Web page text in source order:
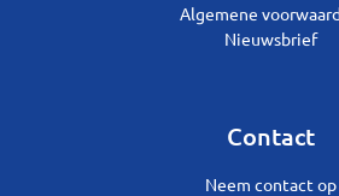
Algemene
Nieuwsbrief
Contact
Neem contact op